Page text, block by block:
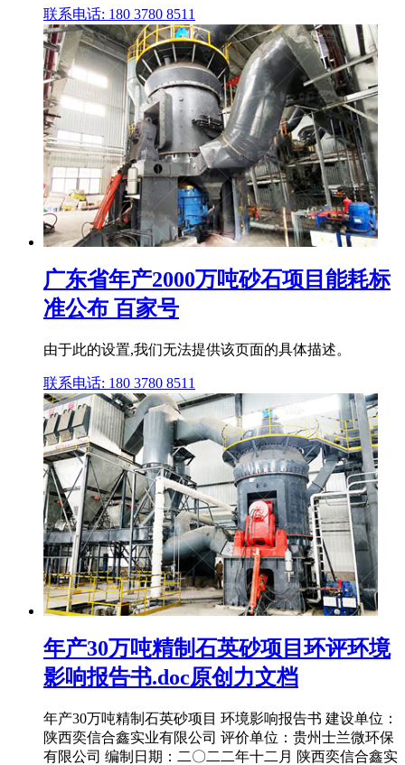
联系电话: 180 3780 8511
广东省年产2000万吨砂石项目能耗标
准公布 百家号
由于此的设置,我们无法提供该页面的具体描述。
联系电话: 180 3780 8511
年产30万吨精制石英砂项目环评环境
影响报告书.doc原创力文档
年产30万吨精制石英砂项目 环境影响报告书 建设单位：
陕西奕信合鑫实业有限公司 评价单位：贵州士兰微环保
有限公司 编制日期：二〇二二年十二月 陕西奕信合鑫实